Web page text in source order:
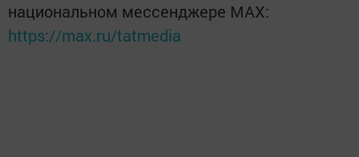
национальном мессенджере MАХ:
https://max.ru/tatmedia